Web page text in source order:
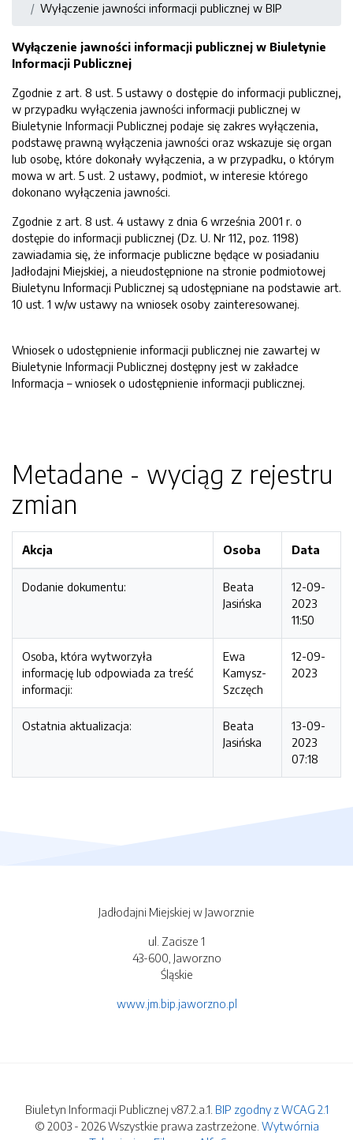
Wyłączenie jawności informacji publicznej w BIP
Wyłączenie jawności informacji publicznej w Biuletynie
Informacji Publicznej
Zgodnie z art. 8 ust. 5 ustawy o dostępie do informacji publicznej,
w przypadku wyłączenia jawności informacji publicznej w
Biuletynie Informacji Publicznej podaje się zakres wyłączenia,
podstawę prawną wyłączenia jawności oraz wskazuje się organ
lub osobę, które dokonały wyłączenia, a w przypadku, o którym
mowa w art. 5 ust. 2 ustawy, podmiot, w interesie którego
dokonano wyłączenia jawności.
Zgodnie z art. 8 ust. 4 ustawy z dnia 6 września 2001 r. o
dostępie do informacji publicznej (Dz. U. Nr 112, poz. 1198)
zawiadamia się, że informacje publiczne będące w posiadaniu
Jadłodajni Miejskiej, a nieudostępnione na stronie podmiotowej
Biuletynu Informacji Publicznej są udostępniane na podstawie art.
10 ust. 1 w/w ustawy na wniosek osoby zainteresowanej.
Wniosek o udostępnienie informacji publicznej nie zawartej w
Biuletynie Informacji Publicznej dostępny jest w zakładce
Informacja – wniosek o udostępnienie informacji publicznej.
Metadane - wyciąg z rejestru
zmian
Akcja Osoba Data
Dodanie dokumentu:
Beata
Jasińska
12-09-
2023
11:50
Osoba, która wytworzyła
informację lub odpowiada za treść
informacji:
Ewa
Kamysz-
Szczęch
12-09-
2023
Ostatnia aktualizacja:
Beata
Jasińska
13-09-
2023
07:18
Jadłodajni Miejskiej w Jaworznie
ul. Zacisze 1
43-600, Jaworzno
Śląskie
www.jm.bip.jaworzno.pl
Biuletyn Informacji Publicznej v87.2.a.1. BIP zgodny z WCAG 2.1
© 2003 - 2026 Wszystkie prawa zastrzeżone. Wytwórnia